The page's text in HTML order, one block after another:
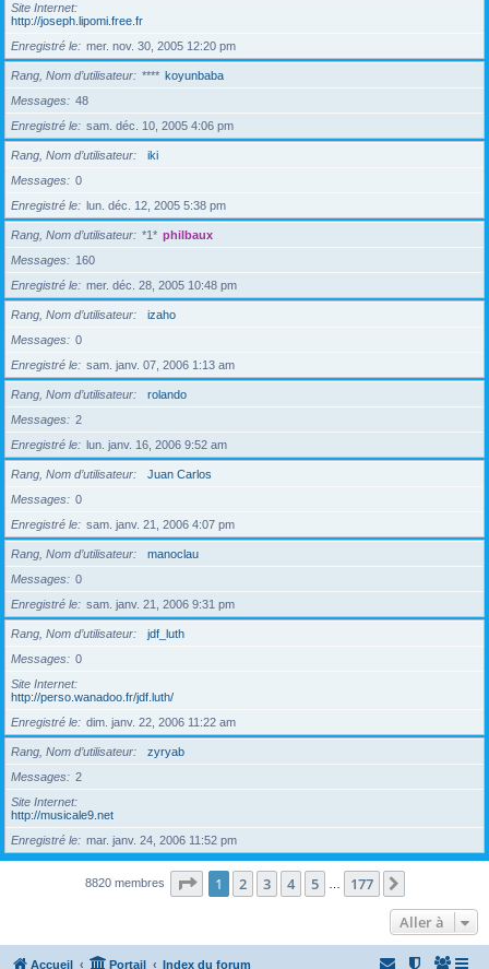
Site Internet
http://joseph.lipomi.free.fr
Enregistré le
mer. nov. 30, 2005 12:20 pm
Rang, Nom d’utilisateur **** koyunbaba
Messages
48
Enregistré le
sam. déc. 10, 2005 4:06 pm
Rang, Nom d’utilisateur
iki
Messages
0
Enregistré le
lun. déc. 12, 2005 5:38 pm
Rang, Nom d’utilisateur *1* philbaux
Messages
160
Enregistré le
mer. déc. 28, 2005 10:48 pm
Rang, Nom d’utilisateur
izaho
Messages
0
Enregistré le
sam. janv. 07, 2006 1:13 am
Rang, Nom d’utilisateur
rolando
Messages
2
Enregistré le
lun. janv. 16, 2006 9:52 am
Rang, Nom d’utilisateur
Juan Carlos
Messages
0
Enregistré le
sam. janv. 21, 2006 4:07 pm
Rang, Nom d’utilisateur
manoclau
Messages
0
Enregistré le
sam. janv. 21, 2006 9:31 pm
Rang, Nom d’utilisateur
jdf_luth
Messages
0
Site Internet
http://perso.wanadoo.fr/jdf.luth/
Enregistré le
dim. janv. 22, 2006 11:22 am
Rang, Nom d’utilisateur
zyryab
Messages
2
Site Internet
http://musicale9.net
Enregistré le
mar. janv. 24, 2006 11:52 pm
8820 membres Page 1sur177
1 2 3 4 5 177
Aller à
Accueil Portail Index du forum